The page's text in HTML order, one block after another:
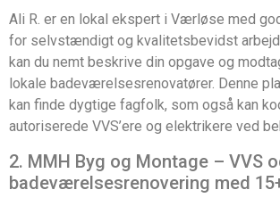
Ali R. er en lokal ekspert i Værløse med
for selvstændigt og kvalitetsbevidst
kan du nemt beskrive din opgave og
lokale badeværelsesrenovatører. Denne
kan finde dygtige fagfolk, som også kan
autoriserede VVS’ere og elektrikere ved
2. MMH Byg og Montage – VVS
badeværelsesrenovering med